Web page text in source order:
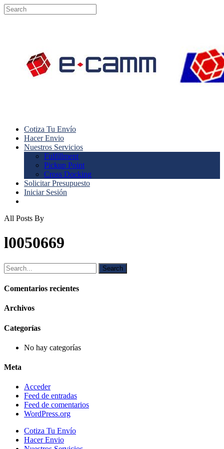
Skip
to
Menu
Cotiza Tu Envío
Hacer Envio
Nuestros Servicios
Fulfillment
Pickup Point
Cross Docking
Solicitar Presupuesto
Iniciar Sesión
All Posts By
l0050669
Search
Comentarios recientes
Archivos
Categorías
No hay categorías
Meta
Acceder
Feed de entradas
Feed de comentarios
WordPress.org
Close
Menu
Cotiza Tu Envío
Hacer Envio